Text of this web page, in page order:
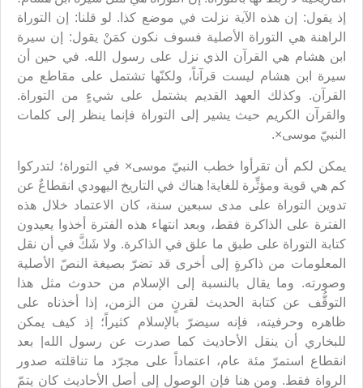
إذ يقول: إن هذه الآية نزلت في موضع كذا. لو قلنا: إن التوراة
الراهنة هي التوراة الأصلية فسوف نكون كمَنْ يقول: إن سيرة
ابن هشام هي القرآن الذي نزل على رسول الله. في حين أن
سيرة ابن هشام ليست قرآناً، ولكنّها تشتمل على مقاطع من
القرآن. وكذلك العهد القديم يشتمل على شيءٍ من التوراة.
والقرآن الكريم حيث يشير إلى التوراة فإنما ينظر إلى كلمات
النبيّ موسى×.
يمكن لكم أن تقرأوا خطب النبيّ موسى× في التوراة؛ لتدركوا
كم هي قوية ومؤثِّرة للغاية! هناك في التاريخ اليهودي انقطاعٌ عن
تدوين التوراة على مدى سبعين سنة، كان الاعتماد خلال هذه
الفترة على الذاكرة فقط، وبعد انتهاء هذه الفترة أخذوا يعيدون
كتابة التوراة على طبق ما علق في الذاكرة. ولا شَكَّ في أن نقل
المعلومات من ذاكرةٍ إلى أخرى قد تضرّ بصيغة النصّ الأصلية
وصورته. وما يقال بالنسبة إلى الإسلام من حدوث مثل هذا
التوقُّف عن كتابة الحديث لقرنٍ من الزمن، إذا أخذناه على
ظاهره وحرفيته، فإنه سيضرّ بالإسلام كثيراً؛ إذ كيف يمكن
للبخاري أن ينقل الأحاديث كما صدرت عن رسول الله| بعد
انقطاع استمرّ مئة عام، اعتماداً على مجرّد ما تناقلته صدور
الرواة فقط. ومن هنا فإن الوصول إلى أصل الأحاديث كان يتمّ